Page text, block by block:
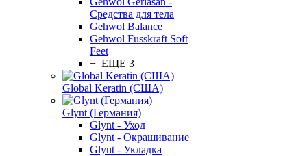
Средства для тела
Gehwol Balance
Gehwol Fusskraft Soft
Feet
+ ЕЩЕ 3
Global Keratin (США)
Glynt (Германия)
Glynt - Уход
Glynt - Окрашивание
Glynt - Укладка